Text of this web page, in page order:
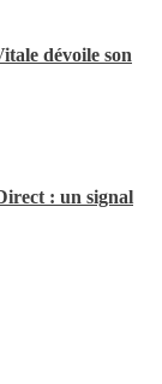
dévoile son
: un signal